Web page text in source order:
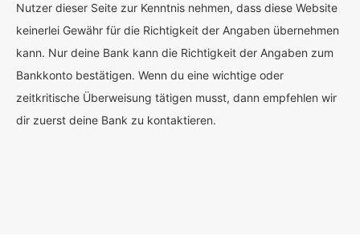
Nutzer dieser Seite zur Kenntnis nehmen, dass diese Website
keinerlei Gewähr für die Richtigkeit der Angaben übernehmen
kann. Nur deine Bank kann die Richtigkeit der Angaben zum
Bankkonto bestätigen. Wenn du eine wichtige oder
zeitkritische Überweisung tätigen musst, dann empfehlen wir
dir zuerst deine Bank zu kontaktieren.